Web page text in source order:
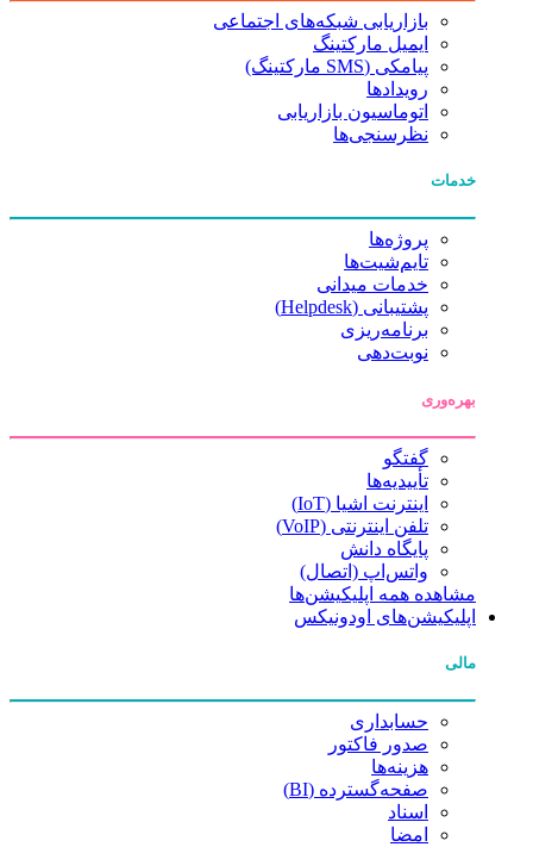
بازاریابی شبکه‌های اجتماعی
ایمیل مارکتینگ
پیامکی (SMS مارکتینگ)
رویدادها
اتوماسیون بازاریابی
نظرسنجی‌ها
خدمات
پروژه‌ها
تایم‌شیت‌ها
خدمات میدانی
پشتیبانی (Helpdesk)
برنامه‌ریزی
نوبت‌دهی
بهره‌وری
گفتگو
تأییدیه‌ها
اینترنت اشیا (IoT)
تلفن اینترنتی (VoIP)
پایگاه دانش
واتس‌اپ (اتصال)
مشاهده همه اپلیکیشن‌ها
اپلیکیشن‌های اودونیکس
مالی
حسابداری
صدور فاکتور
هزینه‌ها
صفحه‌گسترده (BI)
اسناد
امضا